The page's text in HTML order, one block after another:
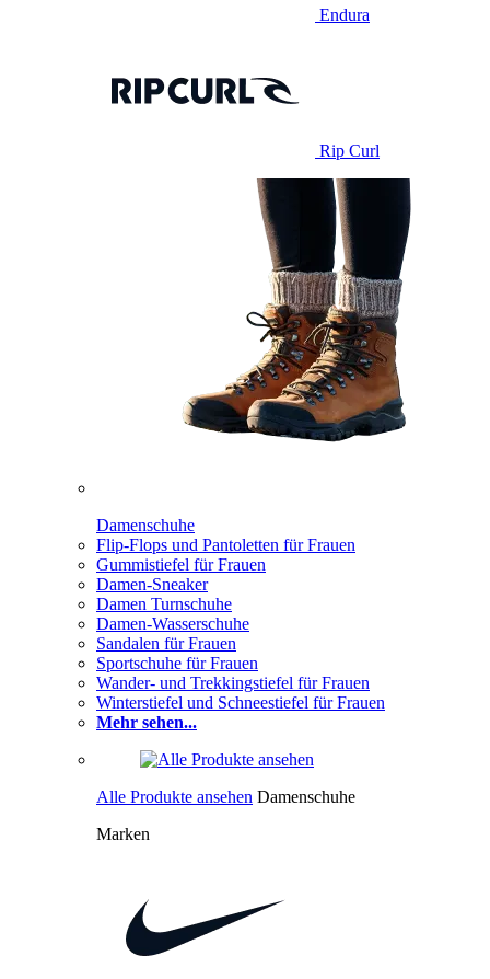
Endura
Rip Curl
Damenschuhe
Flip-Flops und Pantoletten für Frauen
Gummistiefel für Frauen
Damen-Sneaker
Damen Turnschuhe
Damen-Wasserschuhe
Sandalen für Frauen
Sportschuhe für Frauen
Wander- und Trekkingstiefel für Frauen
Winterstiefel und Schneestiefel für Frauen
Mehr sehen...
Alle Produkte ansehen Damenschuhe
Marken